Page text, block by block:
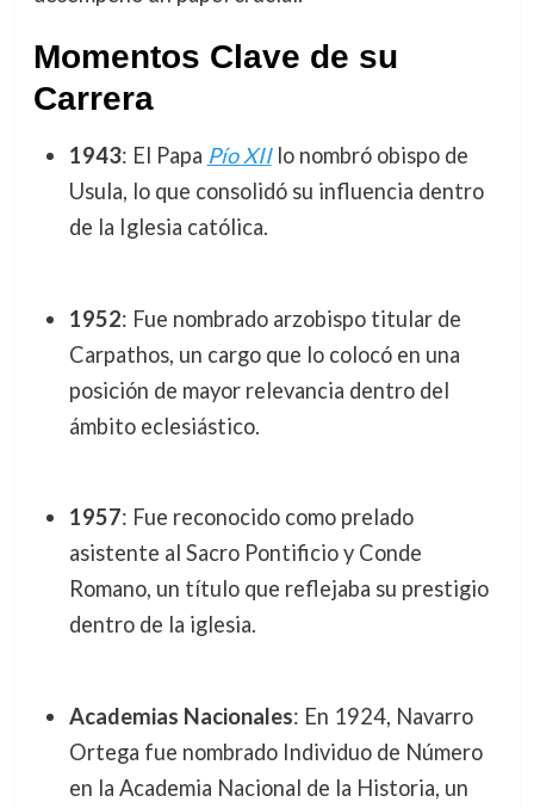
Momentos Clave de su
Carrera
1943: El Papa Pío XIIlo nombró obispo de
Usula, lo que consolidó su influencia dentro
de la Iglesia católica.
1952: Fue nombrado arzobispo titular de
Carpathos, un cargo que lo colocó en una
posición de mayor relevancia dentro del
ámbito eclesiástico.
1957: Fue reconocido como prelado
asistente al Sacro Pontificio y Conde
Romano, un título que reflejaba su prestigio
dentro de la iglesia.
Academias Nacionales: En 1924, Navarro
Ortega fue nombrado Individuo de Número
en la Academia Nacional de la Historia, un